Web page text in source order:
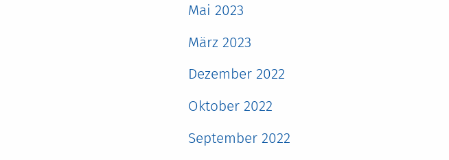
Mai 2023
März 2023
Dezember 2022
Oktober 2022
September 2022